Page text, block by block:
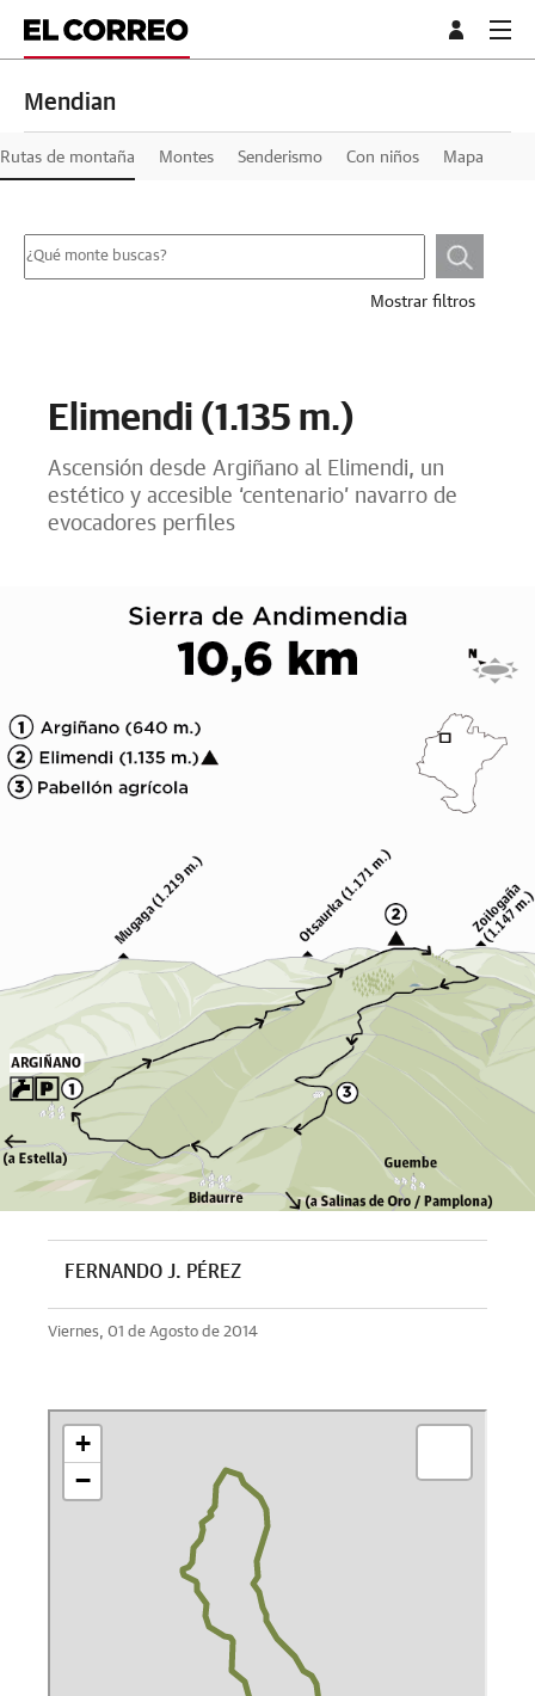
Mendian
Rutas de montaña Montes Senderismo Con niños Mapa
Mostrar filtros
Elimendi (1.135 m.)
Ascensión desde Argiñano al Elimendi, un
estético y accesible ‘centenario’ navarro de
evocadores perfiles
FERNANDO J. PÉREZ
Viernes, 01 de Agosto de 2014